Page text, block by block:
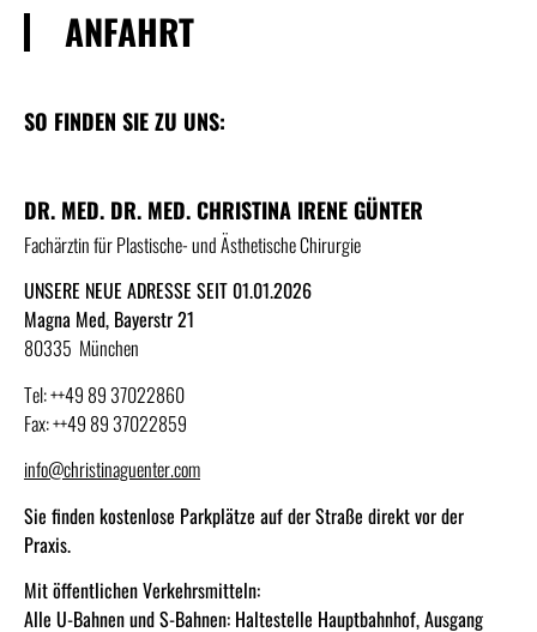
ANFAHRT
SO FINDEN SIE ZU UNS:
DR. MED. DR. MED. CHRISTINA IRENE GÜNTER
Fachärztin für Plastische- und Ästhetische Chirurgie
UNSERE NEUE ADRESSE SEIT 01.01.2026
Magna Med, Bayerstr 21
80335 München
Tel: ++49 89 37022860
Fax: ++49 89 37022859
info@christinaguenter.com
Sie finden kostenlose Parkplätze auf der Straße direkt vor der
Praxis.
Mit öffentlichen Verkehrsmitteln:
Alle U-Bahnen und S-Bahnen: Haltestelle Hauptbahnhof, Ausgang